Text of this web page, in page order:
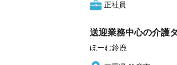
正社員
送迎業務中心の介護
ほーむ鈴鹿